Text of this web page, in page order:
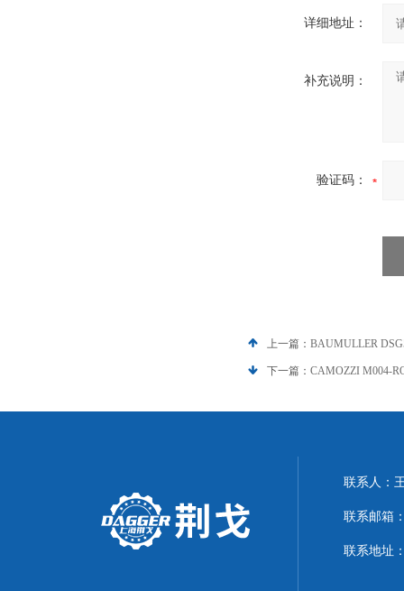
详细地址：
补充说明：
验证码：
上一篇： BAUMULLER
下一篇： CAMOZZI M004-
联系人：
联系邮箱
联系地址